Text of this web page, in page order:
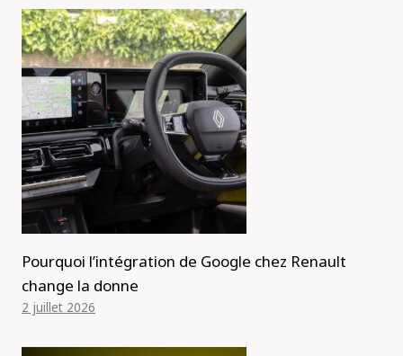
Pourquoi l’intégration de Google chez Renault
change la donne
2 juillet 2026